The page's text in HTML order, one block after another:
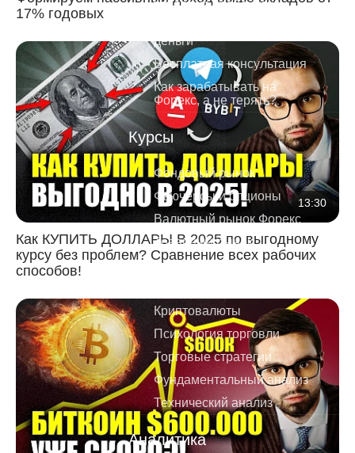
теряет на трейдинге
деньги
Бесплатная консультация
Как зарабатывать на
Форекс, а не терять?
Курсы
Фондовый рынок
Фьючерсы и опционы
Валютный рынок Форекс
Товарный рынок
Инвестиции
Криптовалюты
Психология торговли
Торговые стратегии
Фундаментальный анализ
Технический анализ
Аналитика
17% годовых
13:30
Как КУПИТЬ ДОЛЛАРЫ В 2025 по выгодному
курсу без проблем? Сравнение всех рабочих
способов!